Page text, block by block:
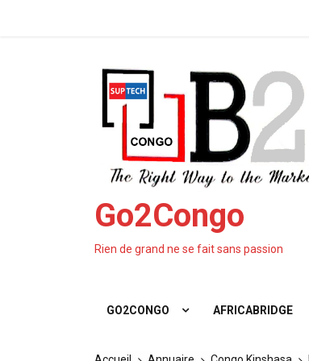
Go2Congo
Rien de grand ne se fait sans passion
GO2CONGO AFRICABRIDGE